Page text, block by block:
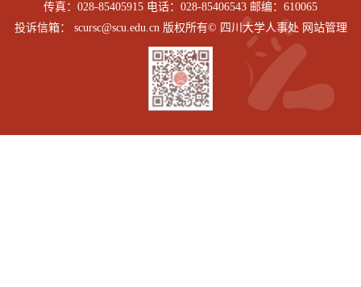
传真：028-85405915 电话：028-85406543 邮编：610065
投诉信箱： scursc@scu.edu.cn 版权所有© 四川大学人事处 网站管理